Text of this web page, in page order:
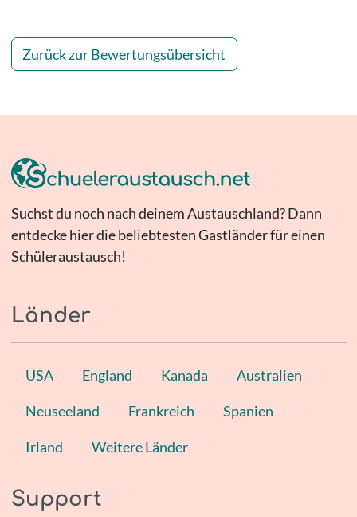
Zurück zur Bewertungsübersicht
Suchst du noch nach deinem Austauschland? Dann
entdecke hier die beliebtesten Gastländer für einen
Schüleraustausch!
Länder
USA England Kanada Australien
Neuseeland Frankreich Spanien
Irland Weitere Länder
Support